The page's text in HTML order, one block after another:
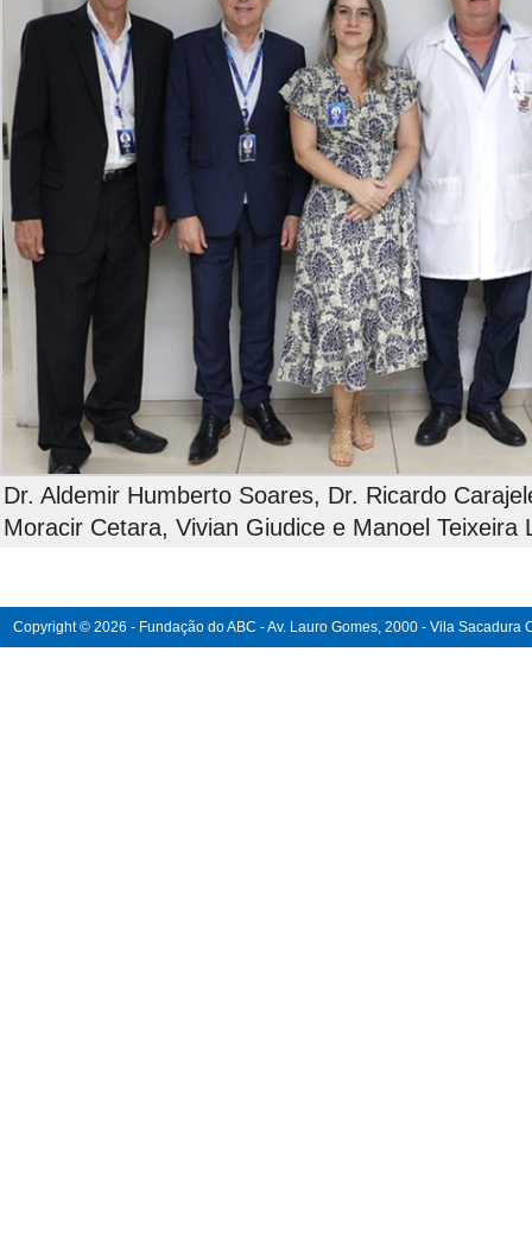
Dr. Aldemir Humberto Soares, Dr. Ricardo
Moracir Cetara, Vivian Giudice e Manoel Teixeira
Copyright © 2026 - Fundação do ABC - Av. Lauro Gomes, 2000 - Vila